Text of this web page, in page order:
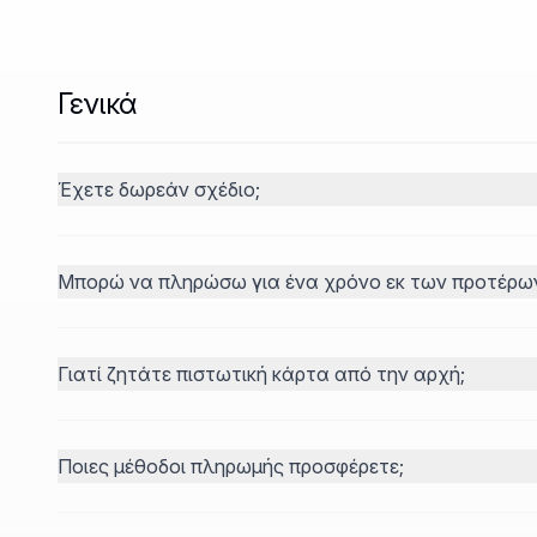
Γενικά
Έχετε δωρεάν σχέδιο;
Μπορώ να πληρώσω για ένα χρόνο εκ των
Γιατί ζητάτε πιστωτική κάρτα από την αρχή;
Ποιες μέθοδοι πληρωμής προσφέρετε;